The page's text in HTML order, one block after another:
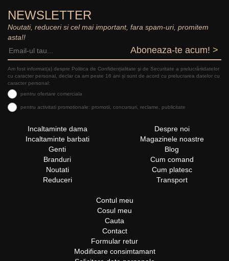
NEWSLETTER
Noutati, reduceri si cel mai important, fara spam-uri, promitem
asta!!
Aboneaza-te acum! >
Am fost informat(a) despre Politica de Confidențialitate şi de Securitate a prelucrăriidatelor
cu caracter personal, declar ca am peste 16 ani și sunt de acord cu prelucrarea datelor cu
caracter personal:
pentru ofertare comerciala
pentru activitati promotionale: promotii, concursuri, reclame, publicitate
Incaltaminte dama
Incaltaminte barbati
Genti
Branduri
Noutati
Reduceri
Despre noi
Magazinele noastre
Blog
Cum comand
Cum platesc
Transport
Contul meu
Cosul meu
Cauta
Contact
Formular retur
Modificare consimtamant